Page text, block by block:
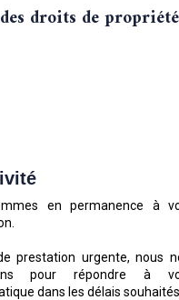
droits de propriété
en permanence à
prestation urgente, nous
pour répondre à
dans les délais souhaités.